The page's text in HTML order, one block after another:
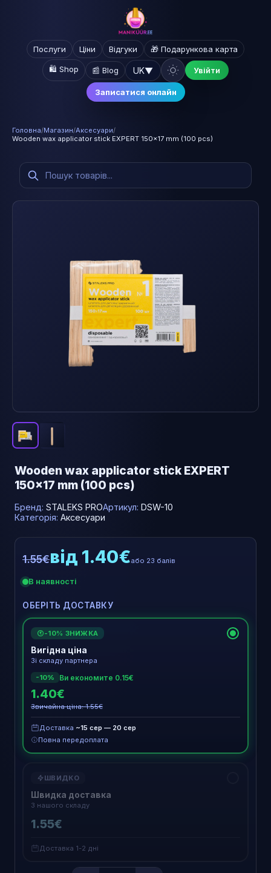
Послуги Ціни Відгуки 🎁 Подарункова карта
🛍️ Shop 📰 Blog UK▼ Увійти
Записатися онлайн
Головна/Магазин/Аксесуари/
Wooden wax applicator stick EXPERT 150x17 mm (100 pcs)
Wooden wax applicator stick EXPERT
150x17 mm (100 pcs)
Бренд: STALEKS PROАртикул: DSW-10
Категорія: Аксесуари
1.55€від 1.40€або 23 балів
В наявності
ОБЕРІТЬ ДОСТАВКУ
€ -10% ЗНИЖКА
Вигідна ціна
Зі складу партнера
-10%
Ви економите 0.15€
1.40€
Звичайна ціна: 1.55€
Доставка ~15 сер — 20 сер
Повна передоплата
ШВИДКО
Швидка доставка
З нашого складу
1.55€
Доставка 1-2 дні